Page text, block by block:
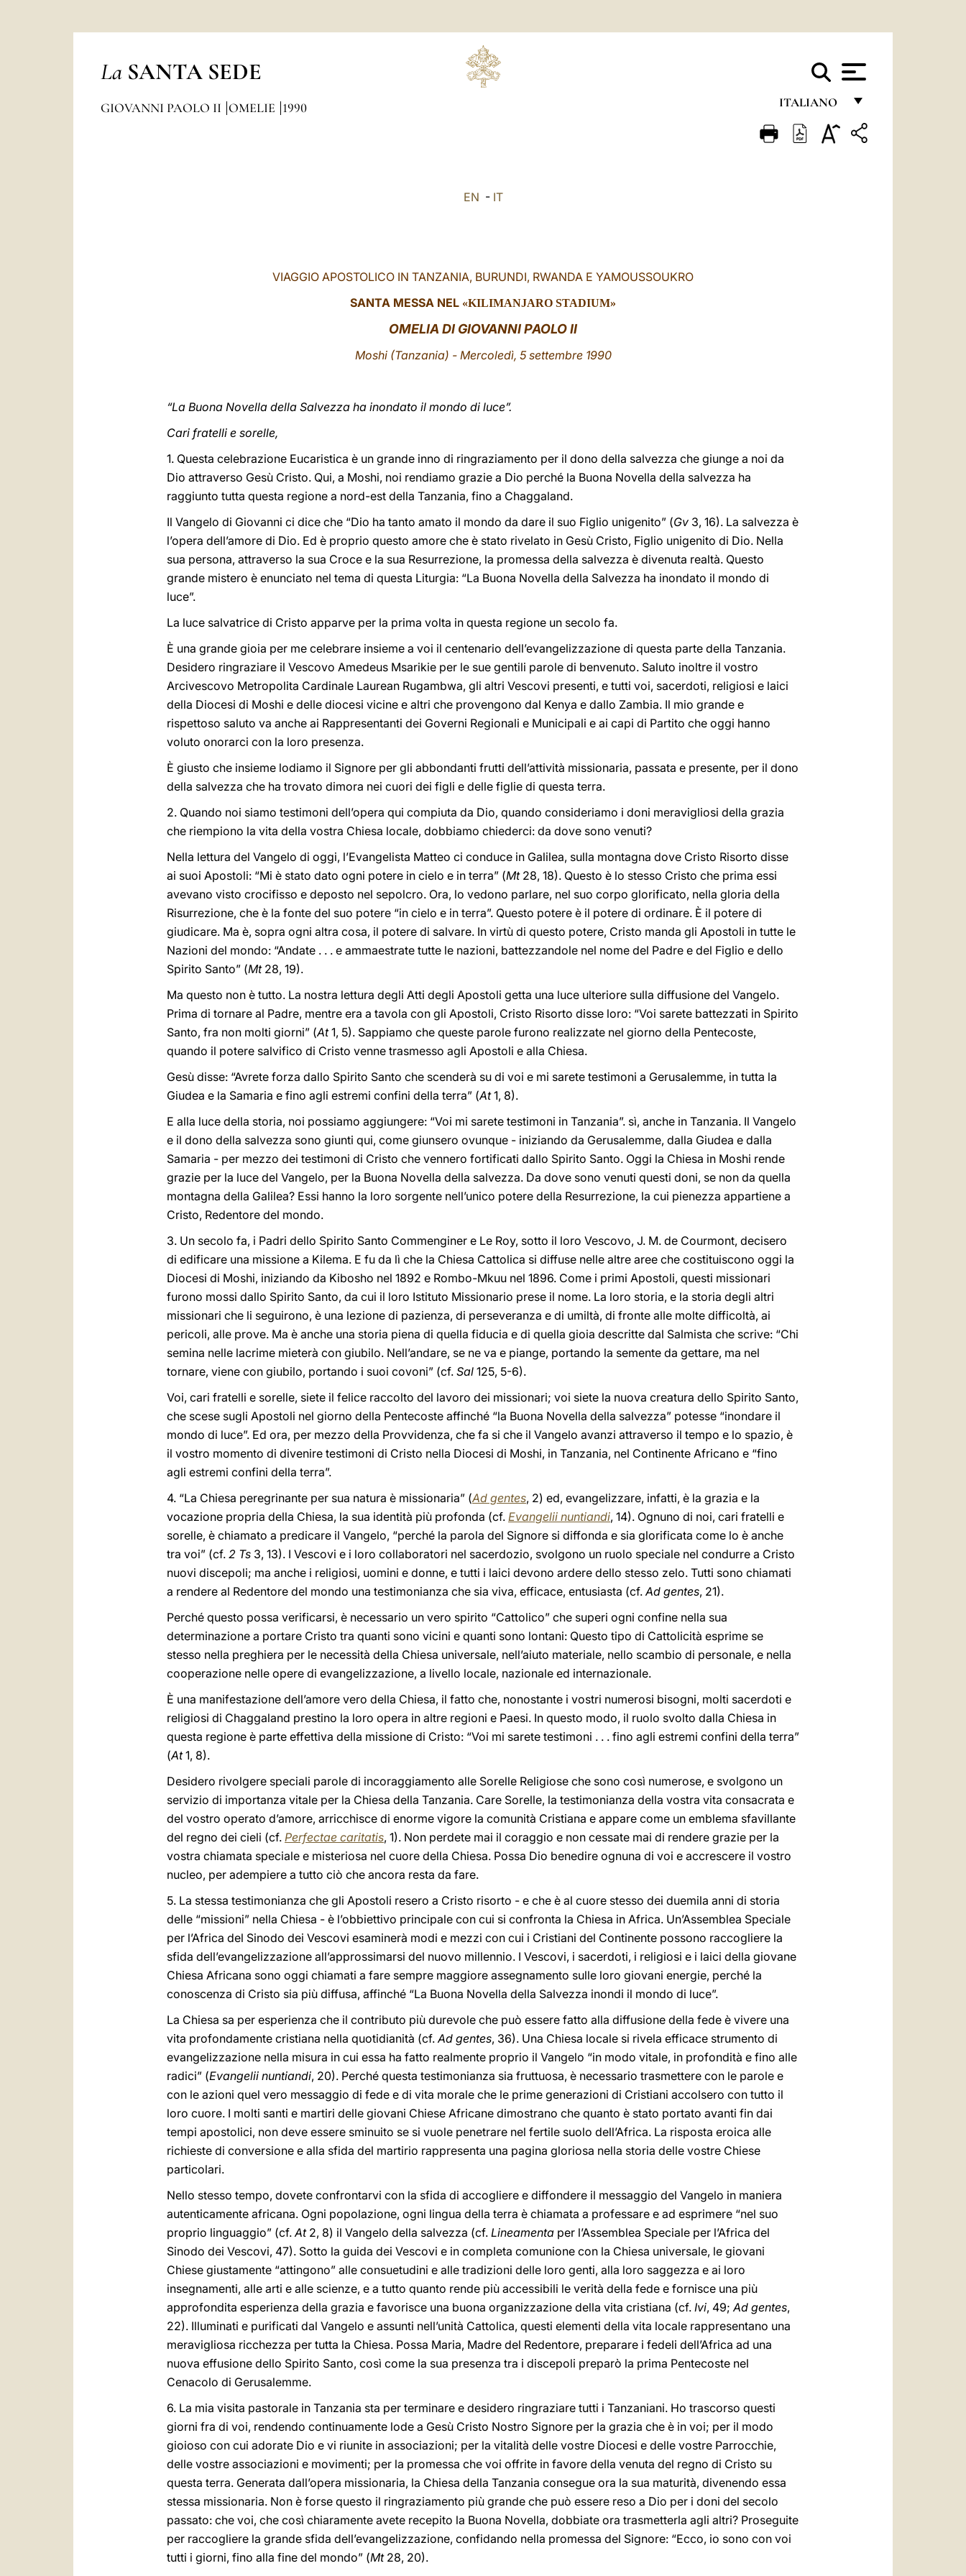
La SANTA SEDE
ITALIANO
FRANÇAIS
GIOVANNI PAOLO II OMELIE 1990
EN - IT
VIAGGIO APOSTOLICO IN TANZANIA, BURUNDI, RWANDA E YAMOUSSOUKRO
SANTA MESSA NEL «KILIMANJARO STADIUM»
OMELIA DI GIOVANNI PAOLO II
Moshi(Tanzania) - Mercoledì, 5 settembre 1990
“La Buona Novella della Salvezza ha inondato il mondo di luce”.
Cari fratelli e sorelle,
1. Questa celebrazione Eucaristica è un grande inno di ringraziamento per il dono della salvezza che giunge a noi da
Dio attraverso Gesù Cristo. Qui, a Moshi, noi rendiamo grazie a Dio perché la Buona Novella della salvezza ha
raggiunto tutta questa regione a nord-est della Tanzania, fino a Chaggaland.
Il Vangelo di Giovanni ci dice che “Dio ha tanto amato il mondo da dare il suo Figlio unigenito” (Gv 3, 16). La salvezza è
l’opera dell’amore di Dio. Ed è proprio questo amore che è stato rivelato in Gesù Cristo, Figlio unigenito di Dio. Nella
sua persona, attraverso la sua Croce e la sua Resurrezione, la promessa della salvezza è divenuta realtà. Questo
grande mistero è enunciato nel tema di questa Liturgia: “La Buona Novella della Salvezza ha inondato il mondo di
luce”.
La luce salvatrice di Cristo apparve per la prima volta in questa regione un secolo fa.
È una grande gioia per me celebrare insieme a voi il centenario dell’evangelizzazione di questa parte della Tanzania.
Desidero ringraziare il Vescovo Amedeus Msarikie per le sue gentili parole di benvenuto. Saluto inoltre il vostro
Arcivescovo Metropolita Cardinale Laurean Rugambwa, gli altri Vescovi presenti, e tutti voi, sacerdoti, religiosi e laici
della Diocesi di Moshi e delle diocesi vicine e altri che provengono dal Kenya e dallo Zambia. Il mio grande e
rispettoso saluto va anche ai Rappresentanti dei Governi Regionali e Municipali e ai capi di Partito che oggi hanno
voluto onorarci con la loro presenza.
È giusto che insieme lodiamo il Signore per gli abbondanti frutti dell’attività missionaria, passata e presente, per il dono
della salvezza che ha trovato dimora nei cuori dei figli e delle figlie di questa terra.
2. Quando noi siamo testimoni dell’opera qui compiuta da Dio, quando consideriamo i doni meravigliosi della grazia
che riempiono la vita della vostra Chiesa locale, dobbiamo chiederci: da dove sono venuti?
Nella lettura del Vangelo di oggi, l’Evangelista Matteo ci conduce in Galilea, sulla montagna dove Cristo Risorto disse
ai suoi Apostoli: “Mi è stato dato ogni potere in cielo e in terra” (Mt28, 18). Questo è lo stesso Cristo che prima essi
avevano visto crocifisso e deposto nel sepolcro. Ora, lo vedono parlare, nel suo corpo glorificato, nella gloria della
Risurrezione, che è la fonte del suo potere “in cielo e in terra”. Questo potere è il potere di ordinare. È il potere di
giudicare. Ma è, sopra ogni altra cosa, il potere di salvare. In virtù di questo potere, Cristo manda gli Apostoli in tutte le
Nazioni del mondo: “Andate . . . e ammaestrate tutte le nazioni, battezzandole nel nome del Padre e del Figlio e dello
Spirito Santo” (Mt28, 19).
Ma questo non è tutto. La nostra lettura degli Atti degli Apostoli getta una luce ulteriore sulla diffusione del Vangelo.
Prima di tornare al Padre, mentre era a tavola con gli Apostoli, Cristo Risorto disse loro: “Voi sarete battezzati in Spirito
Santo, fra non molti giorni” (At1, 5). Sappiamo che queste parole furono realizzate nel giorno della Pentecoste,
quando il potere salvifico di Cristo venne trasmesso agli Apostoli e alla Chiesa.
Gesù disse: “Avrete forza dallo Spirito Santo che scenderà su di voi e mi sarete testimoni a Gerusalemme, in tutta la
Giudea e la Samaria e fino agli estremi confini della terra” (At1, 8).
E alla luce della storia, noi possiamo aggiungere: “Voi mi sarete testimoni in Tanzania”. sì, anche in Tanzania. Il Vangelo
e il dono della salvezza sono giunti qui, come giunsero ovunque - iniziando da Gerusalemme, dalla Giudea e dalla
Samaria - per mezzo dei testimoni di Cristo che vennero fortificati dallo Spirito Santo. Oggi la Chiesa in Moshi rende
grazie per la luce del Vangelo, per la Buona Novella della salvezza. Da dove sono venuti questi doni, se non da quella
montagna della Galilea? Essi hanno la loro sorgente nell’unico potere della Resurrezione, la cui pienezza appartiene a
Cristo, Redentore del mondo.
3. Un secolo fa, i Padri dello Spirito Santo Commenginer e Le Roy, sotto il loro Vescovo, J. M. de Courmont, decisero
di edificare una missione a Kilema. E fu da lì che la Chiesa Cattolica si diffuse nelle altre aree che costituiscono oggi la
Diocesi di Moshi, iniziando da Kibosho nel 1892 e Rombo-Mkuu nel 1896. Come i primi Apostoli, questi missionari
furono mossi dallo Spirito Santo, da cui il loro Istituto Missionario prese il nome. La loro storia, e la storia degli altri
missionari che li seguirono, è una lezione di pazienza, di perseveranza e di umiltà, di fronte alle molte difficoltà, ai
pericoli, alle prove. Ma è anche una storia piena di quella fiducia e di quella gioia descritte dal Salmista che scrive: “Chi
semina nelle lacrime mieterà con giubilo. Nell’andare, se ne va e piange, portando la semente da gettare, ma nel
tornare, viene con giubilo, portando i suoi covoni” (cf. Sal 125, 5-6).
Voi, cari fratelli e sorelle, siete il felice raccolto del lavoro dei missionari; voi siete la nuova creatura dello Spirito Santo,
che scese sugli Apostoli nel giorno della Pentecoste affinché “la Buona Novella della salvezza” potesse “inondare il
mondo di luce”. Ed ora, per mezzo della Provvidenza, che fa si che il Vangelo avanzi attraverso il tempo e lo spazio, è
il vostro momento di divenire testimoni di Cristo nella Diocesi di Moshi, in Tanzania, nel Continente Africano e “fino
agli estremi confini della terra”.
4. “La Chiesa peregrinante per sua natura è missionaria” (Ad gentes, 2) ed, evangelizzare, infatti, è la grazia e la
vocazione propria della Chiesa, la sua identità più profonda (cf. Evangelii nuntiandi, 14). Ognuno di noi, cari fratelli e
sorelle, è chiamato a predicare il Vangelo, “perché la parola del Signore si diffonda e sia glorificata come lo è anche
tra voi” (cf. 2 Ts 3, 13). I Vescovi e i loro collaboratori nel sacerdozio, svolgono un ruolo speciale nel condurre a Cristo
nuovi discepoli; ma anche i religiosi, uomini e donne, e tutti i laici devono ardere dello stesso zelo. Tutti sono chiamati
a rendere al Redentore del mondo una testimonianza che sia viva, efficace, entusiasta (cf.Ad gentes, 21).
Perché questo possa verificarsi, è necessario un vero spirito “Cattolico” che superi ogni confine nella sua
determinazione a portare Cristo tra quanti sono vicini e quanti sono lontani: Questo tipo di Cattolicità esprime se
stesso nella preghiera per le necessità della Chiesa universale, nell’aiuto materiale, nello scambio di personale, e nella
cooperazione nelle opere di evangelizzazione, a livello locale, nazionale ed internazionale.
È una manifestazione dell’amore vero della Chiesa, il fatto che, nonostante i vostri numerosi bisogni, molti sacerdoti e
religiosi di Chaggaland prestino la loro opera in altre regioni e Paesi. In questo modo, il ruolo svolto dalla Chiesa in
questa regione è parte effettiva della missione di Cristo: “Voi mi sarete testimoni . . . fino agli estremi confini della terra”
(At1, 8).
Desidero rivolgere speciali parole di incoraggiamento alle Sorelle Religiose che sono così numerose, e svolgono un
servizio di importanza vitale per la Chiesa della Tanzania. Care Sorelle, la testimonianza della vostra vita consacrata e
del vostro operato d’amore, arricchisce di enorme vigore la comunità Cristiana e appare come un emblema sfavillante
del regno dei cieli (cf. Perfectae caritatis, 1). Non perdete mai il coraggio e non cessate mai di rendere grazie per la
vostra chiamata speciale e misteriosa nel cuore della Chiesa. Possa Dio benedire ognuna di voi e accrescere il vostro
nucleo, per adempiere a tutto ciò che ancora resta da fare.
5. La stessa testimonianza che gli Apostoli resero a Cristo risorto - e che è al cuore stesso dei duemila anni di storia
delle “missioni” nella Chiesa - è l’obbiettivo principale con cui si confronta la Chiesa in Africa. Un’Assemblea Speciale
per l’Africa del Sinodo dei Vescovi esaminerà modi e mezzi con cui i Cristiani del Continente possono raccogliere la
sfida dell’evangelizzazione all’approssimarsi del nuovo millennio. I Vescovi, i sacerdoti, i religiosi e i laici della giovane
Chiesa Africana sono oggi chiamati a fare sempre maggiore assegnamento sulle loro giovani energie, perché la
conoscenza di Cristo sia più diffusa, affinché “La Buona Novella della Salvezza inondi il mondo di luce”.
La Chiesa sa per esperienza che il contributo più durevole che può essere fatto alla diffusione della fede è vivere una
vita profondamente cristiana nella quotidianità (cf.Ad gentes, 36). Una Chiesa locale si rivela efficace strumento di
evangelizzazione nella misura in cui essa ha fatto realmente proprio il Vangelo “in modo vitale, in profondità e fino alle
radici” (Evangelii nuntiandi, 20). Perché questa testimonianza sia fruttuosa, è necessario trasmettere con le parole e
con le azioni quel vero messaggio di fede e di vita morale che le prime generazioni di Cristiani accolsero con tutto il
loro cuore. I molti santi e martiri delle giovani Chiese Africane dimostrano che quanto è stato portato avanti fin dai
tempi apostolici, non deve essere sminuito se si vuole penetrare nel fertile suolo dell’Africa. La risposta eroica alle
richieste di conversione e alla sfida del martirio rappresenta una pagina gloriosa nella storia delle vostre Chiese
particolari.
Nello stesso tempo, dovete confrontarvi con la sfida di accogliere e diffondere il messaggio del Vangelo in maniera
autenticamente africana. Ogni popolazione, ogni lingua della terra è chiamata a professare e ad esprimere “nel suo
proprio linguaggio” (cf.At2, 8) il Vangelo della salvezza (cf. Lineamenta per l’Assemblea Speciale per l’Africa del
Sinodo dei Vescovi, 47). Sotto la guida dei Vescovi e in completa comunione con la Chiesa universale, le giovani
Chiese giustamente “attingono” alle consuetudini e alle tradizioni delle loro genti, alla loro saggezza e ai loro
insegnamenti, alle arti e alle scienze, e a tutto quanto rende più accessibili le verità della fede e fornisce una più
approfondita esperienza della grazia e favorisce una buona organizzazione della vita cristiana (cf. Ivi, 49;Ad gentes,
22). Illuminati e purificati dal Vangelo e assunti nell’unità Cattolica, questi elementi della vita locale rappresentano una
meravigliosa ricchezza per tutta la Chiesa. Possa Maria, Madre del Redentore, preparare i fedeli dell’Africa ad una
nuova effusione dello Spirito Santo, così come la sua presenza tra i discepoli preparò la prima Pentecoste nel
Cenacolo di Gerusalemme.
6. La mia visita pastorale in Tanzania sta per terminare e desidero ringraziare tutti i Tanzaniani. Ho trascorso questi
giorni fra di voi, rendendo continuamente lode a Gesù Cristo Nostro Signore per la grazia che è in voi; per il modo
gioioso con cui adorate Dio e vi riunite in associazioni; per la vitalità delle vostre Diocesi e delle vostre Parrocchie,
delle vostre associazioni e movimenti; per la promessa che voi offrite in favore della venuta del regno di Cristo su
questa terra. Generata dall’opera missionaria, la Chiesa della Tanzania consegue ora la sua maturità, divenendo essa
stessa missionaria. Non è forse questo il ringraziamento più grande che può essere reso a Dio per i doni del secolo
passato: che voi, che così chiaramente avete recepito la Buona Novella, dobbiate ora trasmetterla agli altri? Proseguite
per raccogliere la grande sfida dell’evangelizzazione, confidando nella promessa del Signore: “Ecco, io sono con voi
tutti i giorni, fino alla fine del mondo” (Mt28, 20).